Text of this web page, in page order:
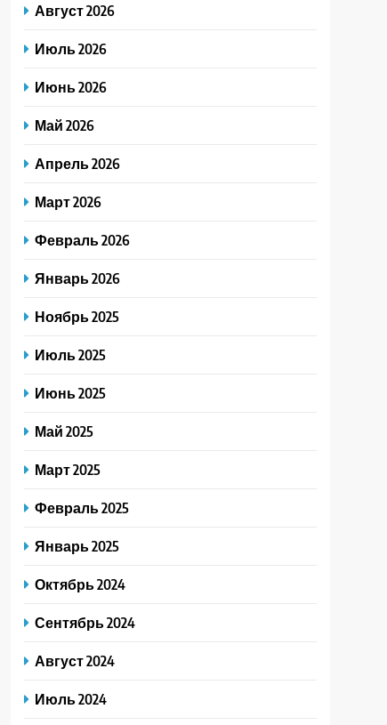
Август 2026
Июль 2026
Июнь 2026
Май 2026
Апрель 2026
Март 2026
Февраль 2026
Январь 2026
Ноябрь 2025
Июль 2025
Июнь 2025
Май 2025
Март 2025
Февраль 2025
Январь 2025
Октябрь 2024
Сентябрь 2024
Август 2024
Июль 2024